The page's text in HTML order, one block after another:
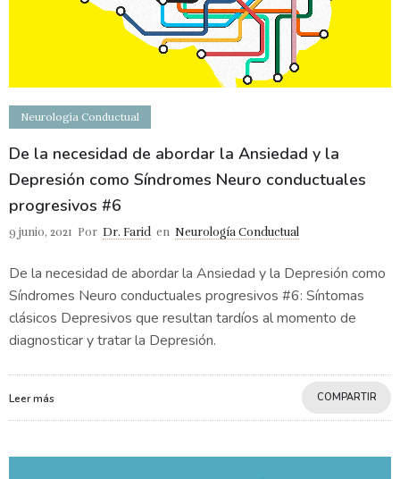
Neurología Conductual
De la necesidad de abordar la Ansiedad y la
Depresión como Síndromes Neuro conductuales
progresivos #6
9 junio, 2021 Por Dr. Farid en Neurología Conductual
De la necesidad de abordar la Ansiedad y la Depresión como
Síndromes Neuro conductuales progresivos #6: Síntomas
clásicos Depresivos que resultan tardíos al momento de
diagnosticar y tratar la Depresión.
Leer más COMPARTIR